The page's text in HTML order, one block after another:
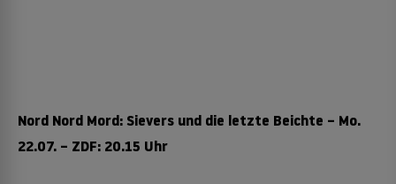
Nord Nord Mord: Sievers und die letzte Beichte – Mo.
22.07. – ZDF: 20.15 Uhr